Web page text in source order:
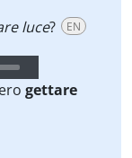
luce? EN
gettare